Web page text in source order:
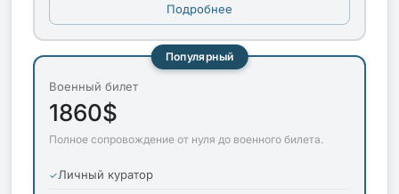
Подробнее
Популярный
Военный билет
1860$
Полное сопровождение от нуля до военного билета.
Личный куратор